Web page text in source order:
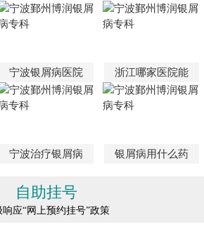
宁波银屑病医院 浙江哪家医院能
宁波治疗银屑病 银屑病用什么药
自助挂号
响应“网上预约挂号”政策